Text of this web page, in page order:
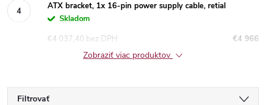
ATX bracket, 1x 16-pin power supply cable, retial
Skladom
€4 966
€4 037,40 bez DPH
Zobraziť viac produktov
Filtrovať